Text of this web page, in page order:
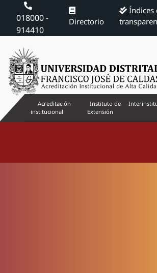
018000 -
914410
Directorio
Índices
Acreditación
institucional
Instituto de
Extensión